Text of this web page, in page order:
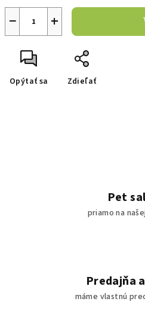
+
−
Opýtať sa Zdieľať
Pet
priamo na
Predajňa
máme vlastnú